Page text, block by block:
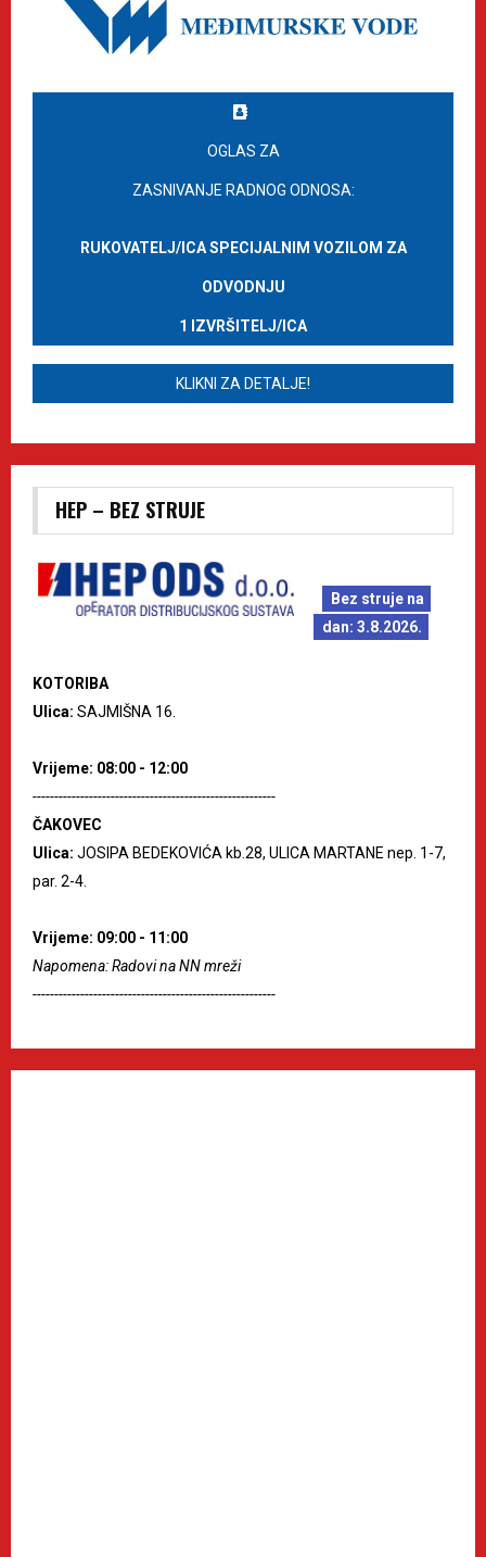
OGLAS ZA
ZASNIVANJE RADNOG ODNOSA:
RUKOVATELJ/ICA SPECIJALNIM VOZILOM ZA
ODVODNJU
1 IZVRŠITELJ/ICA
KLIKNI ZA DETALJE!
HEP – BEZ STRUJE
Bez struje na
dan: 3.8.2026.
KOTORIBA
Ulica: SAJMIŠNA 16.
Vrijeme: 08:00 - 12:00
--------------------------------------------------------
ČAKOVEC
Ulica: JOSIPA BEDEKOVIĆA kb.28, ULICA MARTANE nep. 1-7,
par. 2-4.
Vrijeme: 09:00 - 11:00
Napomena: Radovi na NN mreži
--------------------------------------------------------